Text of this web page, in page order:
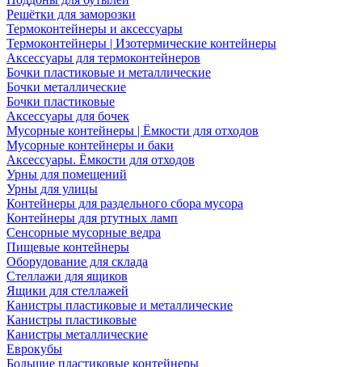
Решётки для заморозки
Термоконтейнеры и аксессуары
Термоконтейнеры | Изотермические контейнеры
Аксессуары для термоконтейнеров
Бочки пластиковые и металлические
Бочки металлические
Бочки пластиковые
Аксессуары для бочек
Мусорные контейнеры | Ёмкости для отходов
Мусорные контейнеры и баки
Аксессуары. Ёмкости для отходов
Урны для помещений
Урны для улицы
Контейнеры для раздельного сбора мусора
Контейнеры для ртутных ламп
Сенсорные мусорные ведра
Пищевые контейнеры
Оборудование для склада
Стеллажи для ящиков
Ящики для стеллажей
Канистры пластиковые и металлические
Канистры пластиковые
Канистры металлические
Еврокубы
Большие пластиковые контейнеры